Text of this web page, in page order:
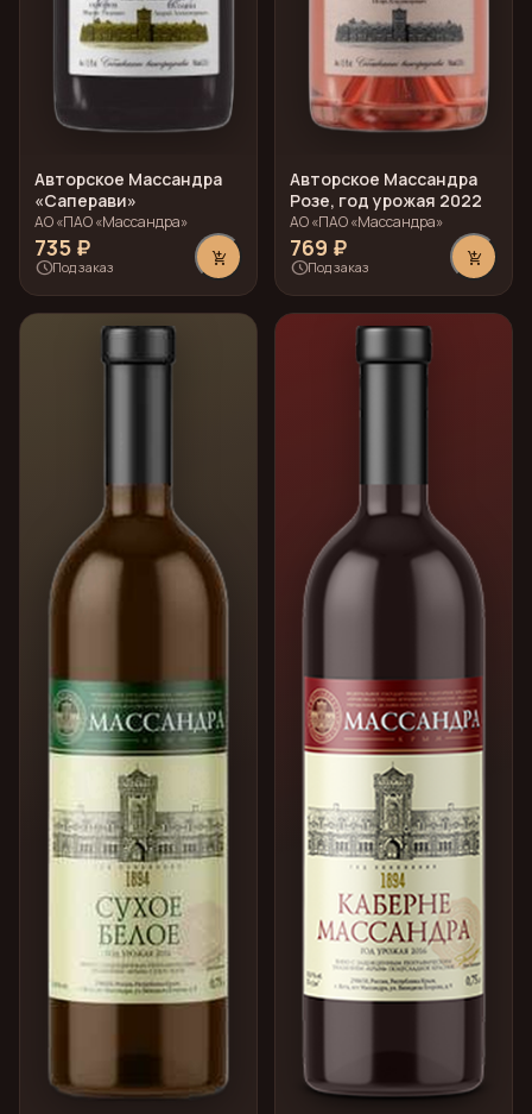
Авторское Массандра
«Саперави»
АО «ПАО «Массандра»
735 ₽
scheduleПод заказ add_shopping_cart
Авторское Массандра
Розе, год урожая 2022
АО «ПАО «Массандра»
769 ₽
scheduleПод заказ add_shopping_cart